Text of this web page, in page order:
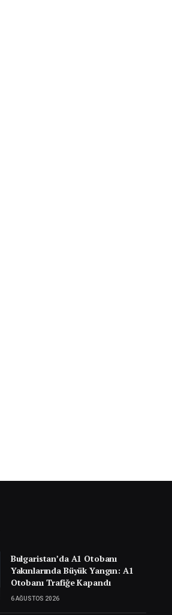
Bulgaristan’da A1 Otobanı
Yakınlarında Büyük Yangın: A1
Otobanı Trafiğe Kapandı
6 AĞUSTOS 2026